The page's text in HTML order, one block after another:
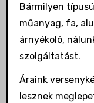
Bármilyen
műanyag, fa,
árnyékoló,
szolgáltatást.
Áraink
lesznek